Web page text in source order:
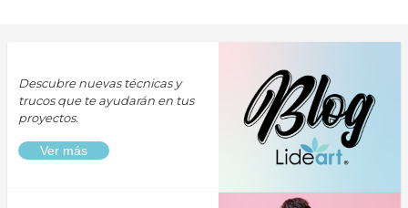
Descubre nuevas técnicas y
trucos que te ayudarán en tus
proyectos.
Ver más